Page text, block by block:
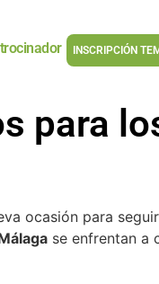
INSCRIPCIÓN
para
ocasión para
se enfrentan a